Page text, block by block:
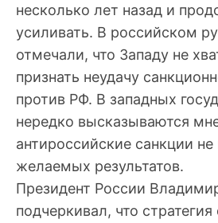
несколько лет назад и
усиливать. В российском
отмечали, что Западу не
признать неудачу
против РФ. В западных
нередко высказываются
антироссийские санкции не
желаемых результатов.
Президент России
подчеркивал, что